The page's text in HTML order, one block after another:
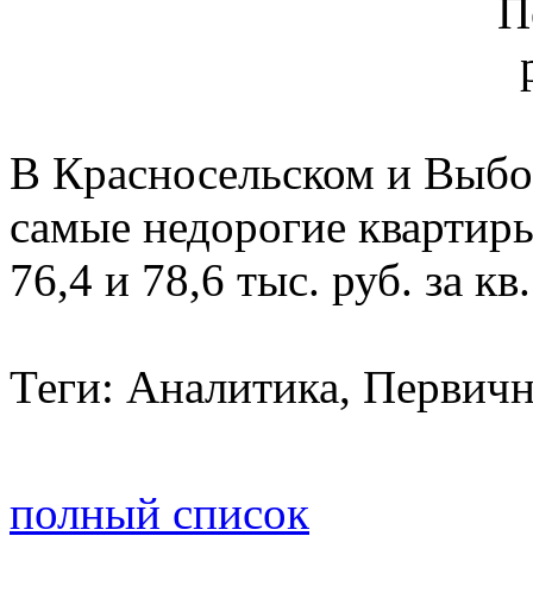
В Красносельском и
самые недорогие
76,4 и 78,6 тыс. руб. за
Теги: Аналитика,
полный список